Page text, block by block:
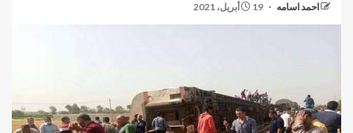
احمد اسامه 19 أبريل، 2021